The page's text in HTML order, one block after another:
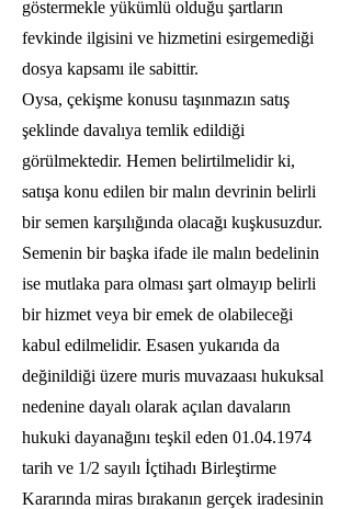
göstermekle yükümlü olduğu şartların
fevkinde ilgisini ve hizmetini esirgemediği
dosya kapsamı ile sabittir.
Oysa, çekişme konusu taşınmazın satış
şeklinde davalıya temlik edildiği
görülmektedir. Hemen belirtilmelidir ki,
satışa konu edilen bir malın devrinin belirli
bir semen karşılığında olacağı kuşkusuzdur.
Semenin bir başka ifade ile malın bedelinin
ise mutlaka para olması şart olmayıp belirli
bir hizmet veya bir emek de olabileceği
kabul edilmelidir. Esasen yukarıda da
değinildiği üzere muris muvazaası hukuksal
nedenine dayalı olarak açılan davaların
hukuki dayanağını teşkil eden 01.04.1974
tarih ve 1/2 sayılı İçtihadı Birleştirme
Kararında miras bırakanın gerçek iradesinin